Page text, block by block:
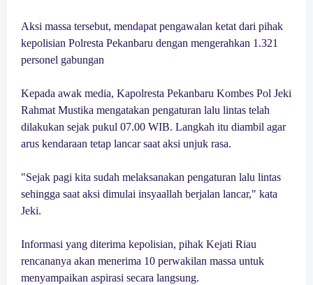
Aksi massa tersebut, mendapat pengawalan ketat dari pihak
kepolisian Polresta Pekanbaru dengan mengerahkan 1.321
personel gabungan
Kepada awak media, Kapolresta Pekanbaru Kombes Pol Jeki
Rahmat Mustika mengatakan pengaturan lalu lintas telah
dilakukan sejak pukul 07.00 WIB. Langkah itu diambil agar
arus kendaraan tetap lancar saat aksi unjuk rasa.
"Sejak pagi kita sudah melaksanakan pengaturan lalu lintas
sehingga saat aksi dimulai insyaallah berjalan lancar," kata
Jeki.
Informasi yang diterima kepolisian, pihak Kejati Riau
rencananya akan menerima 10 perwakilan massa untuk
menyampaikan aspirasi secara langsung.